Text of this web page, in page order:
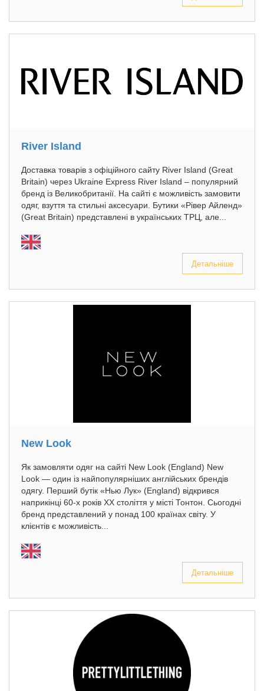
River Island
Доставка товарів з офіційного сайту River Island (Great
Britain) через Ukraine Express River Island – популярний
бренд із Великобританії. На сайті є можливість замовити
одяг, взуття та стильні аксесуари. Бутики «Рівер Айленд»
(Great Britain) представлені в українських ТРЦ, але...
Детальніше
New Look
Як замовляти одяг на сайті New Look (England) New
Look — один із найпопулярніших англійських брендів
одягу. Перший бутік «Нью Лук» (England) відкрився
наприкінці 60-х років XX століття у місті Тонтон. Сьогодні
бренд представлений у понад 100 країнах світу. У
клієнтів є можливість...
Детальніше